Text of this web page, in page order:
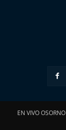
EN VIVO OSORNO